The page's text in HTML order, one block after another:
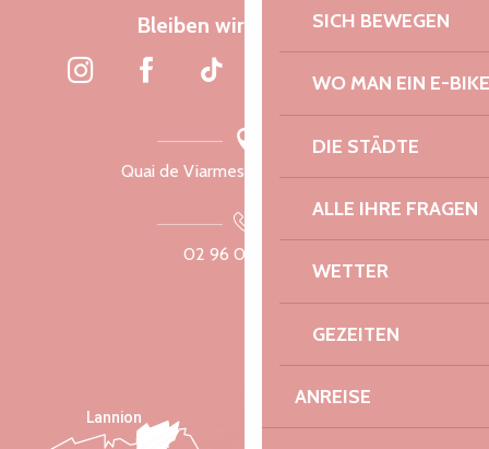
SICH BEWEGEN
WO MAN EIN E-
DIE STÄDTE
ALLE IHRE FRAGEN
WETTER
GEZEITEN
ANREISE
Bleiben wir verbunden
Quai de Viarmes, 22300 Lannion
02 96 05 60 70
Lannion